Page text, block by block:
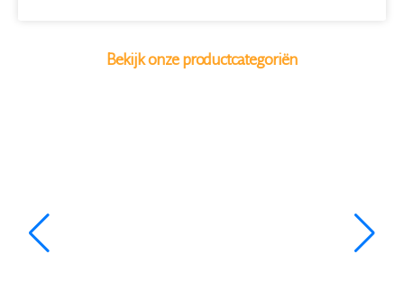
Bekijk onze productcategoriën